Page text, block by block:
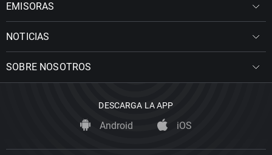
EMISORAS
NOTICIAS
SOBRE NOSOTROS
DESCARGA LA APP
Android iOS